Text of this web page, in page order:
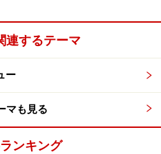
連するテーマ
ー
マも見る
ンキング